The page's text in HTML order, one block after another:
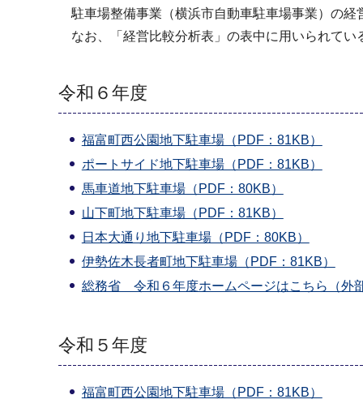
駐車場整備事業（横浜市自動車駐車場事業）の経
なお、「経営比較分析表」の表中に用いられてい
令和６年度
福富町西公園地下駐車場（PDF：81KB）
ポートサイド地下駐車場（PDF：81KB）
馬車道地下駐車場（PDF：80KB）
山下町地下駐車場（PDF：81KB）
日本大通り地下駐車場（PDF：80KB）
伊勢佐木長者町地下駐車場（PDF：81KB）
総務省 令和６年度ホームページはこちら（外部
令和５年度
福富町西公園地下駐車場（PDF：81KB）